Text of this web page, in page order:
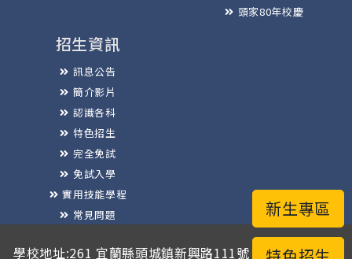
新生專區
頭家80年校慶
招生資訊
訊息公告
簡介影片
認識各科
特色招生
完全免試
免試入學
實用技能學程
常見問題
學校地址:261 宜蘭縣頭城鎮新興路111號 / 電話總機:03-